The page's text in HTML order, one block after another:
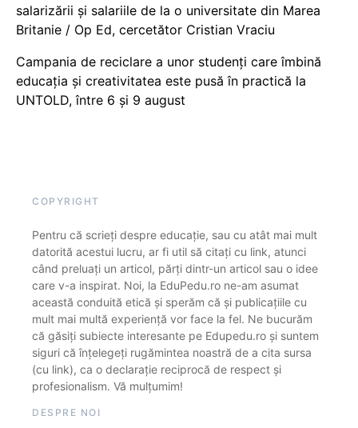
salarizării și salariile de la o universitate din Marea
Britanie / Op Ed, cercetător Cristian Vraciu
Campania de reciclare a unor studenți care îmbină
educația și creativitatea este pusă în practică la
UNTOLD, între 6 și 9 august
COPYRIGHT
Pentru că scrieți despre educație, sau cu atât mai mult
datorită acestui lucru, ar fi util să citați cu link, atunci
când preluați un articol, părți dintr-un articol sau o idee
care v-a inspirat. Noi, la EduPedu.ro ne-am asumat
această conduită etică și sperăm că și publicațiile cu
mult mai multă experiență vor face la fel. Ne bucurăm
că găsiți subiecte interesante pe Edupedu.ro și suntem
siguri că înțelegeți rugămintea noastră de a cita sursa
(cu link), ca o declarație reciprocă de respect și
profesionalism. Vă mulțumim!
DESPRE NOI